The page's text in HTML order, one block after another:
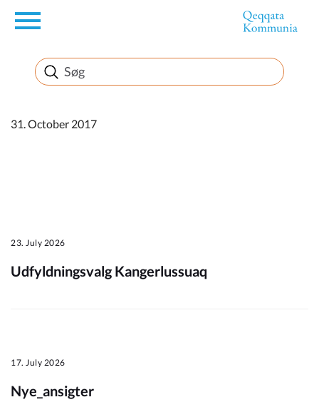
en
Borger
Erhverv
31. October 2017
23. July 2026
Udfyldningsvalg Kangerlussuaq
17. July 2026
Nye_ansigter